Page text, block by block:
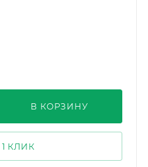
В КОРЗИНУ
КЛИК